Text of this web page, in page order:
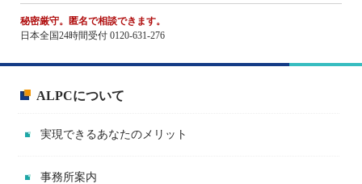
秘密厳守。匿名で相談できます。
日本全国24時間受付 0120-631-276
ALPCについて
実現できるあなたのメリット
事務所案内